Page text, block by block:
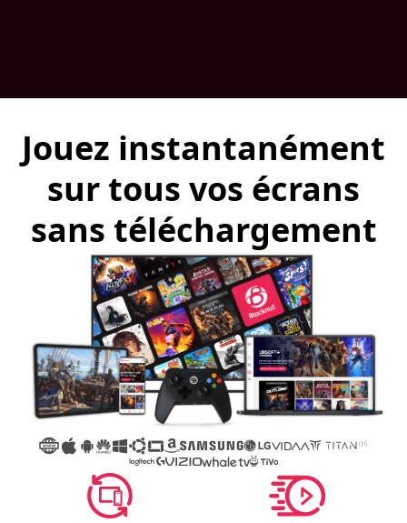
Jouez instantanément
sur tous vos écrans
sans téléchargement